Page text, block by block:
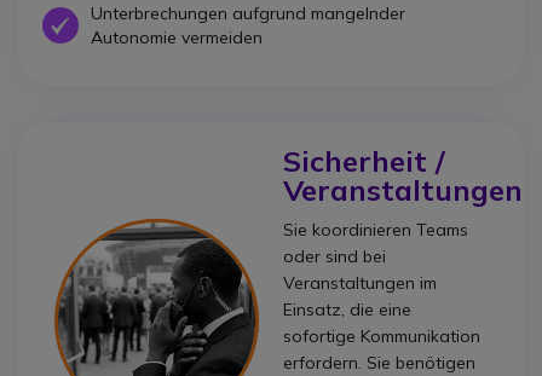
Icon Unterbrechungen aufgrund mangelnder
Autonomie vermeiden
Sicherheit /
Veranstaltungen
Sie koordinieren Teams
oder sind bei
Veranstaltungen im
Einsatz, die eine
sofortige Kommunikation
erfordern. Sie benötigen